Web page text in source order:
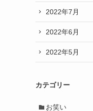
2022年7月
2022年6月
2022年5月
カテゴリー
お笑い